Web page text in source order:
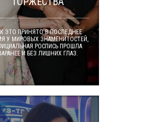
ЭТО ПРИНЯТО В ПОСЛЕДНЕЕ
У МИРОВЫХ ЗНАМЕНИТОСТЕЙ,
РОСПИСЬ ПРОШЛА
И БЕЗ ЛИШНИХ ГЛАЗ.